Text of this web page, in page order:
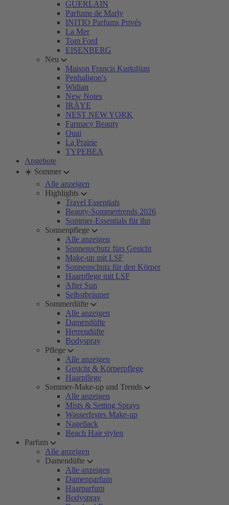
GUERLAIN
Parfums de Marly
INITIO Parfums Privés
La Mer
Tom Ford
EISENBERG
Neu
Maison Francis Kurkdjian
Penhaligon's
Widian
New Notes
IRÄYE
NEST NEW YORK
Farmacy Beauty
Ouai
La Prairie
TYPEBEA
Angebote
☀️ Sommer
Alle anzeigen
Highlights
Travel Essentials
Beauty-Sommertrends 2026
Sommer-Essentials für ihn
Sonnenpflege
Alle anzeigen
Sonnenschutz fürs Gesicht
Make-up mit LSF
Sonnenschutz für den Körper
Haarpflege mit LSF
After Sun
Selbstbräuner
Sommerdüfte
Alle anzeigen
Damendüfte
Herrendüfte
Bodyspray
Pflege
Alle anzeigen
Gesicht & Körperpflege
Haarpflege
Sommer-Make-up und Trends
Alle anzeigen
Mists & Setting Sprays
Wasserfestes Make-up
Nagellack
Beach Hair stylen
Parfum
Alle anzeigen
Damendüfte
Alle anzeigen
Damenparfum
Haarparfum
Bodyspray